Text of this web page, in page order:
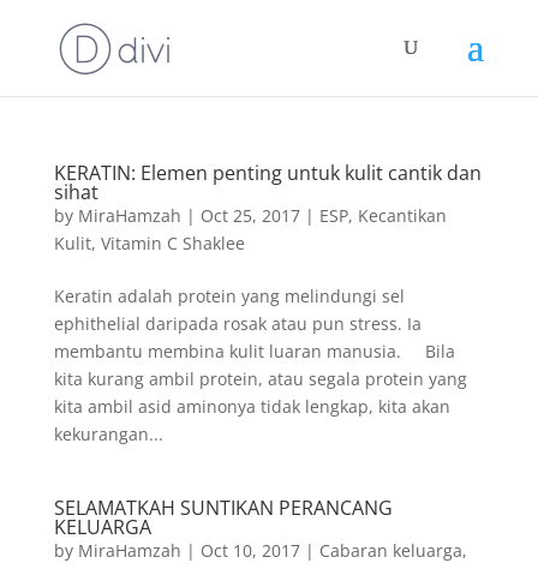
KERATIN: Elemen penting untuk kulit cantik dan
sihat
by MiraHamzah | Oct 25, 2017| ESP, Kecantikan
Kulit, Vitamin C Shaklee
Keratin adalah protein yang melindungi sel
ephithelial daripada rosak atau pun stress. Ia
membantu membina kulit luaran manusia. Bila
kita kurang ambil protein, atau segala protein yang
kita ambil asid aminonya tidak lengkap, kita akan
kekurangan...
SELAMATKAH SUNTIKAN PERANCANG
KELUARGA
by MiraHamzah | Oct 10, 2017| Cabaran keluarga,